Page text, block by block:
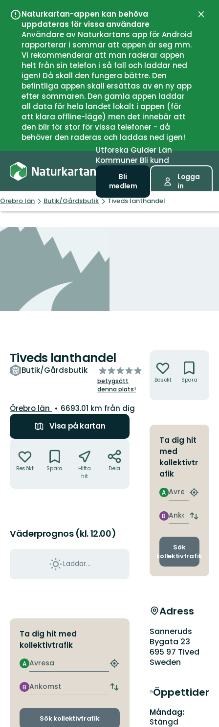
Naturkartan-appen kan behöva
uppdateras för vissa användare
Användare av Naturkartans app för Android
rapporterar i sommar att appen är seg mm.
Vi rekommenderar att man raderar appen
helt från sin telefon i så fall och laddar ned
igen! Då skall den fungera bättre. Den
befintliga appen skall ersättas av en ny app
efter sommaren. Den gamla appen laddar
all data för hela landet lokalt i appen (för
att klara offline-läge) men det innebär att
den blir för stor för vissa telefoner - då
behöver den raderas och laddas ned igen!
UtforskaGuiderLän
Kommuner Bli kund
Bli
medlem
Logga
in
Örebro län Butik/Gårdsbutik Tiveds lanthandel
Tiveds lanthandel
Butik/Gårdsbutik
av
5
stjärnor
betygsätt
denna plats!
Län:
Örebro län
6693.01 km från dig
Visa på kartan
Besökt Spara
Hitta
hit
Dela
Väderprognos (kl. 12.00)
Laddar...
Ta dig hit med
kollektivtrafik
Avresa
A
Hitta
hållplats
Ankomst
B
Byt
och
ankomsthållplatser
Sök kollektivtrafik
Besökt Spara
Ta dig hit
med
kollektivtr
afik
Avresa
A
Hitta
Ankomst
B
Byt
och
Sök
kollektivtrafik
Adress
Sanneruds
Bygata 23
695 97 Tived
Sweden
Öppettider
Måndag:
Stängd